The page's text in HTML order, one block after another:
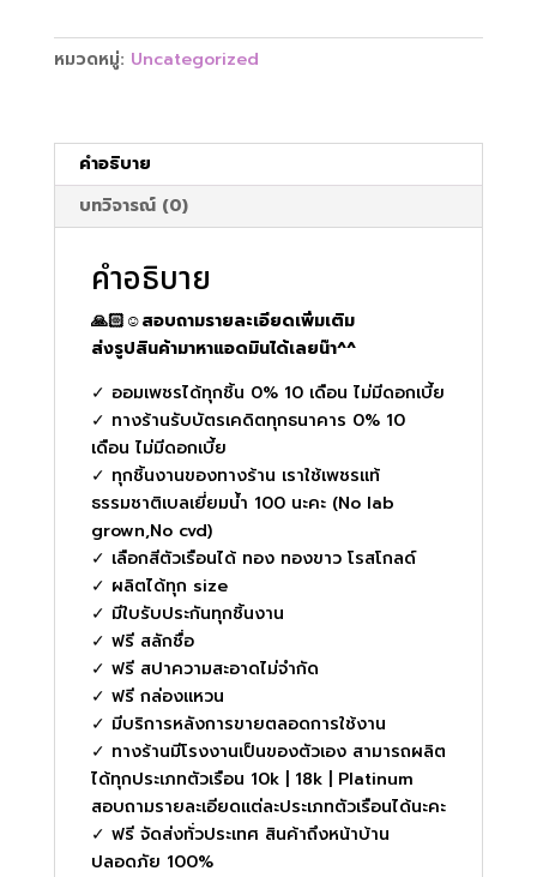
หมวดหมู่: Uncategorized
คำอธิบาย
บทวิจารณ์ (0)
คำอธิบาย
🙏🏻☺️สอบถามรายละเอียดเพิ่มเติม
ส่งรูปสินค้ามาหาแอดมินได้เลยน๊า^^
✓ ออมเพชรได้ทุกชิ้น 0% 10 เดือน ไม่มีดอกเบี้ย
✓ ทางร้านรับบัตรเคดิตทุกธนาคาร 0% 10
เดือน ไม่มีดอกเบี้ย
✓ ทุกชิ้นงานของทางร้าน เราใช้เพชรแท้
ธรรมชาติเบลเยี่ยมน้ำ 100 นะคะ (No lab
grown,No cvd)
✓ เลือกสีตัวเรือนได้ ทอง ทองขาว โรสโกลด์
✓ ผลิตได้ทุก size
✓ มีใบรับประกันทุกชิ้นงาน
✓ ฟรี สลักชื่อ
✓ ฟรี สปาความสะอาดไม่จำกัด
✓ ฟรี กล่องแหวน
✓ มีบริการหลังการขายตลอดการใช้งาน
✓ ทางร้านมีโรงงานเป็นของตัวเอง สามารถผลิต
ได้ทุกประเภทตัวเรือน 10k | 18k | Platinum
สอบถามรายละเอียดแต่ละประเภทตัวเรือนได้นะคะ
✓ ฟรี จัดส่งทั่วประเทศ สินค้าถึงหน้าบ้าน
ปลอดภัย 100%